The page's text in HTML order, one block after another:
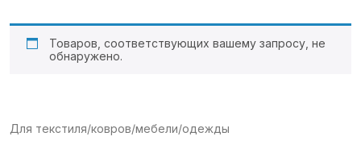
Товаров, соответствующих вашему запросу, не
обнаружено.
Для текстиля/ковров/мебели/одежды